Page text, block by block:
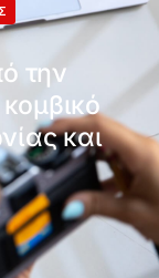
την
και